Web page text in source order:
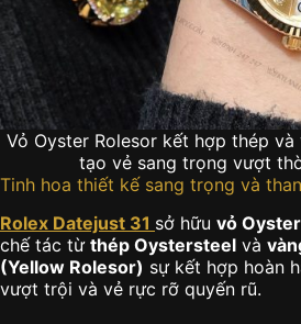
Vỏ Oyster Rolesor kết hợp thép và
tạo vẻ sang trọng vượt
Tinh hoa thiết kế sang trọng và
Rolex Datejust 31 sở hữu vỏ
chế tác từ thép Oystersteel và
(Yellow Rolesor) sự kết hợp hoàn
vượt trội và vẻ rực rỡ quyến rũ.